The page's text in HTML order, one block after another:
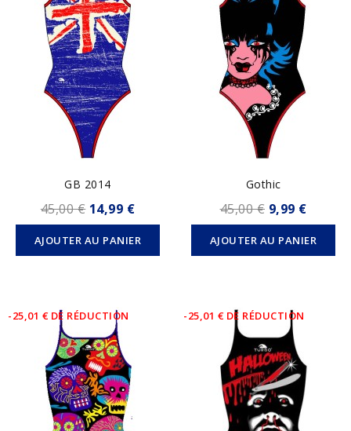
GB 2014
45,00 € 14,99 €
AJOUTER AU PANIER
Gothic
45,00 € 9,99 €
AJOUTER AU PANIER
-25,01 € DE RÉDUCTION -25,01 € DE RÉDUCTION